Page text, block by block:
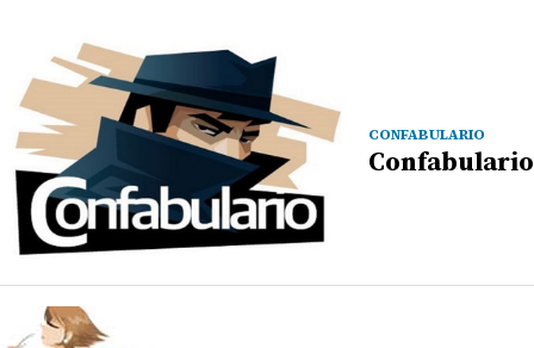
CONFABULARIO
Confabulario